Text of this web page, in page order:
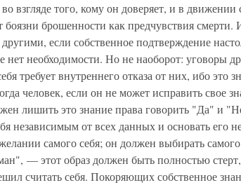
взгляде того, кому он доверяет, и в движении
боязни брошенности как предчувствия смерти.
если собственное подтверждение
нет необходимости. Но не наоборот: уговоры
требует внутреннего отказа от них, ибо это
человек, если он не может исправить свое
лишить это знание права говорить "Да" и
независимым от всех данных и основать его
самого себя; он должен выбирать
— этот образ должен быть полностью
считать себя. Покоряющих собственное